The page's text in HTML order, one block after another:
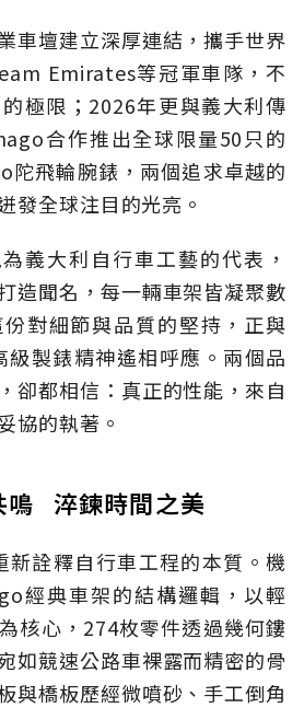
車壇建立深厚連結，攜手世界
Emirates等冠軍車隊，不
極限；2026年更與義大利傳
合作推出全球限量50只的
陀飛輪腕錶，兩個追求卓越的
發全球注目的光亮。
義大利自行車工藝的代表，
造聞名，每一輛車架皆凝聚數
對細節與品質的堅持，正與
級製錶精神遙相呼應。兩個品
卻都相信：真正的性能，來自
協的執著。
鳴 淬鍊時間之美
新詮釋自行車工程的本質。機
經典車架的結構邏輯，以輕
核心，274枚零件透過幾何鏤
如競速公路車裸露而精密的骨
與橋板歷經微噴砂、手工倒角